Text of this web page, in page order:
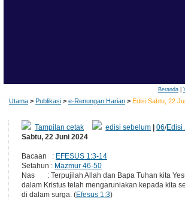
Beranda|
Utama > Publikasi > e-Renungan Harian > Edisi Sabtu, 22
Tampilan cetak edisi sebelum |06/Edisi
Sabtu, 22 Juni 2024
Bacaan : EFESUS 1:3-14
Setahun : Mazmur 46-50
Nas : Terpujilah Allah dan Bapa Tuhan kita
dalam Kristus telah mengaruniakan kepada kita
di dalam surga. (Efesus 1:3)